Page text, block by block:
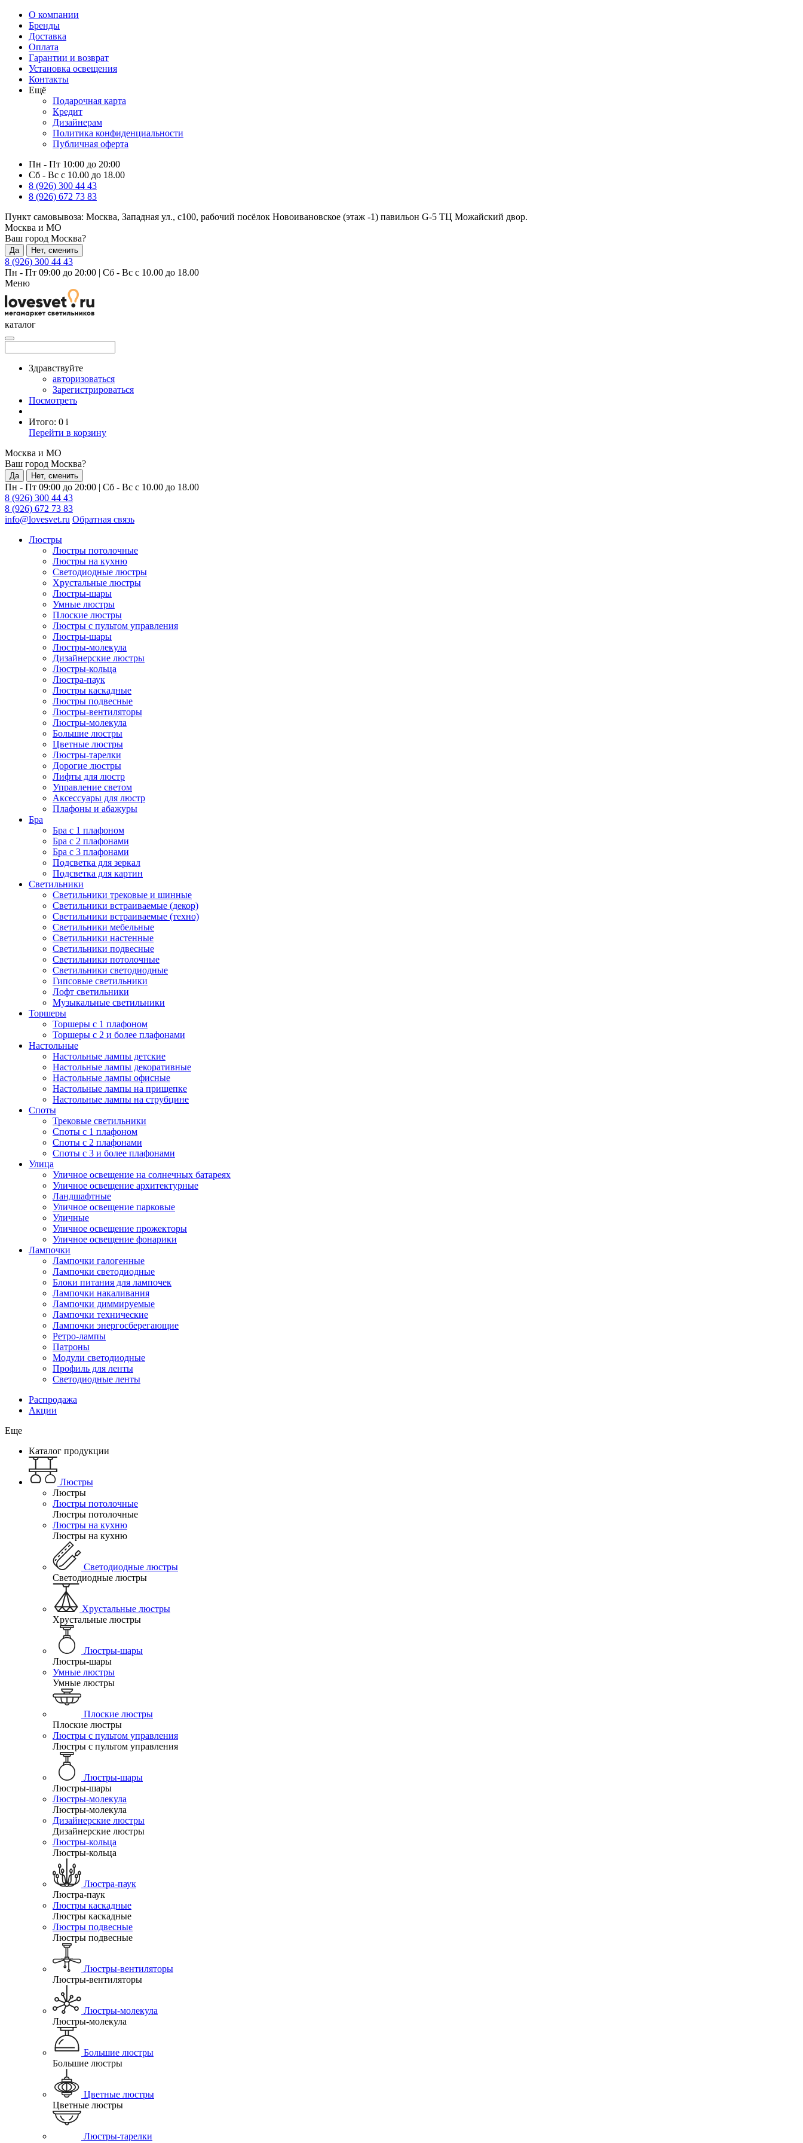
О компании
Бренды
Доставка
Оплата
Гарантии и возврат
Установка освещения
Контакты
Ещё
Подарочная карта
Кредит
Дизайнерам
Политика конфиденциальности
Публичная оферта
Пн - Пт 10:00 до 20:00
Сб - Вс с 10.00 до 18.00
8 (926) 300 44 43
8 (926) 672 73 83
Пункт самовывоза: Москва, Западная ул., с100, рабочий посёлок Новоивановское (этаж -1) павильон G-5 ТЦ Можайский двор.
Москва и МО
Ваш город Москва?
Да Нет, сменить
8 (926) 300 44 43
Пн - Пт 09:00 до 20:00 | Сб - Вс с 10.00 до 18.00
Меню
каталог
Здравствуйте
авторизоваться
Зарегистрироваться
Посмотреть
Итого: 0 i
Перейти в корзину
Москва и МО
Ваш город Москва?
Да Нет, сменить
Пн - Пт 09:00 до 20:00 | Сб - Вс с 10.00 до 18.00
8 (926) 300 44 43
8 (926) 672 73 83
info@lovesvet.ru Обратная связь
Люстры
Люстры потолочные
Люстры на кухню
Светодиодные люстры
Хрустальные люстры
Люстры-шары
Умные люстры
Плоские люстры
Люстры с пультом управления
Люстры-шары
Люстры-молекула
Дизайнерские люстры
Люстры-кольца
Люстра-паук
Люстры каскадные
Люстры подвесные
Люстры-вентиляторы
Люстры-молекула
Большие люстры
Цветные люстры
Люстры-тарелки
Дорогие люстры
Лифты для люстр
Управление светом
Аксессуары для люстр
Плафоны и абажуры
Бра
Бра с 1 плафоном
Бра с 2 плафонами
Бра с 3 плафонами
Подсветка для зеркал
Подсветка для картин
Светильники
Светильники трековые и шинные
Светильники встраиваемые (декор)
Светильники встраиваемые (техно)
Светильники мебельные
Светильники настенные
Светильники подвесные
Светильники потолочные
Светильники светодиодные
Гипсовые светильники
Лофт светильники
Музыкальные светильники
Торшеры
Торшеры с 1 плафоном
Торшеры с 2 и более плафонами
Настольные
Настольные лампы детские
Настольные лампы декоративные
Настольные лампы офисные
Настольные лампы на прищепке
Настольные лампы на струбцине
Споты
Трековые светильники
Споты с 1 плафоном
Споты с 2 плафонами
Споты с 3 и более плафонами
Улица
Уличное освещение на солнечных батареях
Уличное освещение архитектурные
Ландшафтные
Уличное освещение парковые
Уличные
Уличное освещение прожекторы
Уличное освещение фонарики
Лампочки
Лампочки галогенные
Лампочки светодиодные
Блоки питания для лампочек
Лампочки накаливания
Лампочки диммируемые
Лампочки технические
Лампочки энергосберегающие
Ретро-лампы
Патроны
Модули светодиодные
Профиль для ленты
Светодиодные ленты
Распродажа
Акции
Еще
Каталог продукции
Люстры
Люстры
Люстры потолочные
Люстры потолочные
Люстры на кухню
Люстры на кухню
Светодиодные люстры
Светодиодные люстры
Хрустальные люстры
Хрустальные люстры
Люстры-шары
Люстры-шары
Умные люстры
Умные люстры
Плоские люстры
Плоские люстры
Люстры с пультом управления
Люстры с пультом управления
Люстры-шары
Люстры-шары
Люстры-молекула
Люстры-молекула
Дизайнерские люстры
Дизайнерские люстры
Люстры-кольца
Люстры-кольца
Люстра-паук
Люстра-паук
Люстры каскадные
Люстры каскадные
Люстры подвесные
Люстры подвесные
Люстры-вентиляторы
Люстры-вентиляторы
Люстры-молекула
Люстры-молекула
Большие люстры
Большие люстры
Цветные люстры
Цветные люстры
Люстры-тарелки